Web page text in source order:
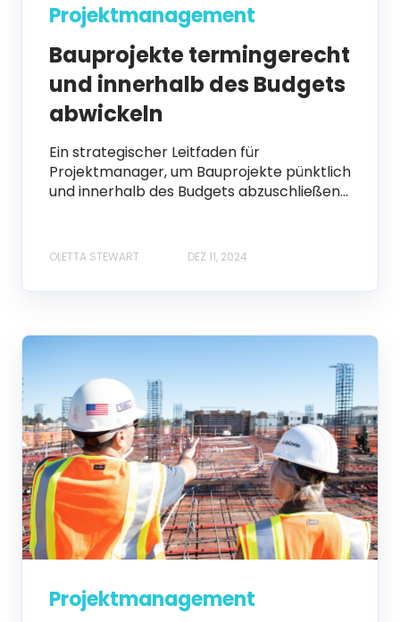
Projektmanagement
Bauprojekte termingerecht
und innerhalb des Budgets
abwickeln
Ein strategischer Leitfaden für
Projektmanager, um Bauprojekte pünktlich
und innerhalb des Budgets abzuschließen...
OLETTA STEWART DEZ 11, 2024
Projektmanagement